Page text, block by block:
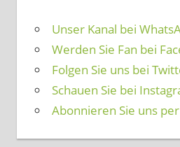
Unser Kanal bei
Werden Sie Fan bei
Folgen Sie uns bei
Schauen Sie bei
Abonnieren Sie uns per